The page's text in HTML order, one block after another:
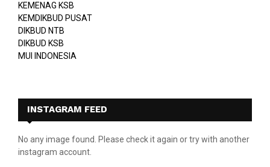
KEMENAG KSB
KEMDIKBUD PUSAT
DIKBUD NTB
DIKBUD KSB
MUI INDONESIA
INSTAGRAM FEED
No any image found. Please check it again or try with another
instagram account.